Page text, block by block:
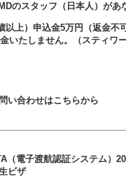
のスタッフ（日本人）が
以上）申込金5万円（返金
いたしません。（スティ
問い合わせはこちらから
（電子渡航認証システム）
ザ